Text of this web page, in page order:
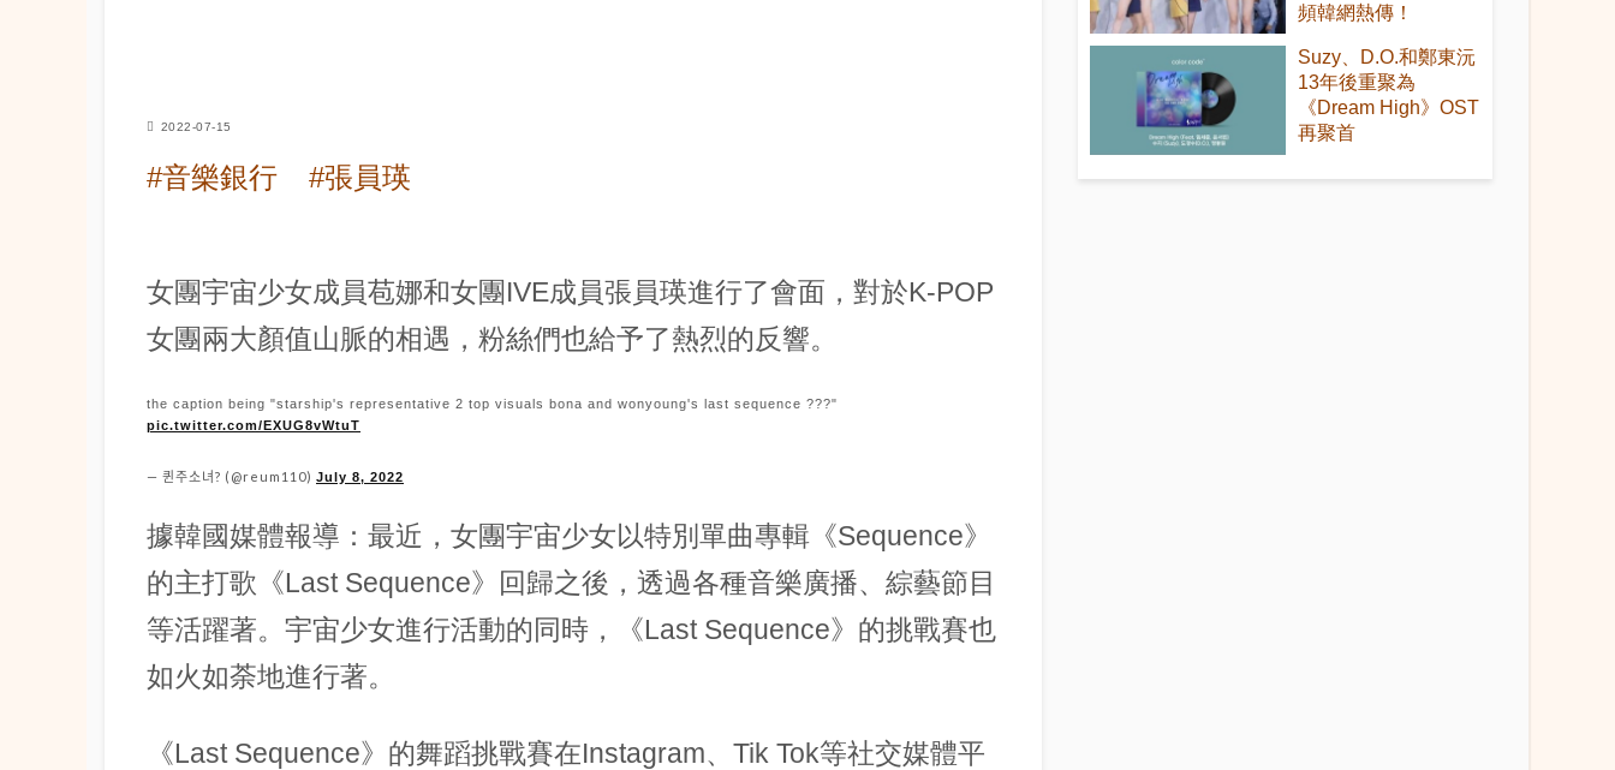
2022-07-15
#音樂銀行 #張員瑛
女團宇宙少女成員苞娜和女團IVE成員張員瑛進行了會面，對於K-POP
女團兩大顏值山脈的相遇，粉絲們也給予了熱烈的反響。
the caption being "starship's representative 2 top visuals bona and wonyoung's last sequence ???"
pic.twitter.com/EXUG8vWtuT
— 퀸주소녀? (@reum110) July 8, 2022
據韓國媒體報導：最近，女團宇宙少女以特別單曲專輯《Sequence》
的主打歌《Last Sequence》回歸之後，透過各種音樂廣播、綜藝節目
等活躍著。宇宙少女進行活動的同時，《Last Sequence》的挑戰賽也
如火如荼地進行著。
《Last Sequence》的舞蹈挑戰賽在Instagram、Tik Tok等社交媒體平
頻韓網熱傳！
Suzy、D.O.和鄭東沅
13年後重聚為
《Dream High》OST
再聚首